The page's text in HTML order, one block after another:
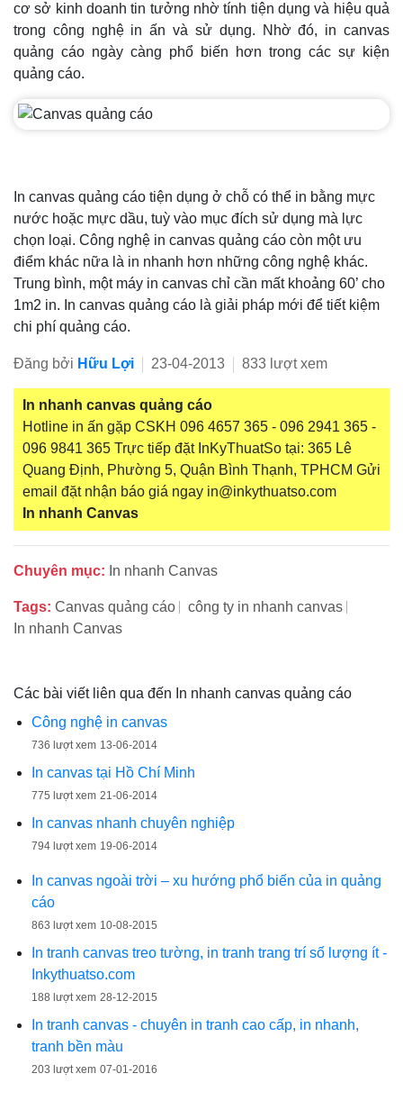
cơ sở kinh doanh tin tưởng nhờ tính tiện dụng và hiệu quả
trong công nghệ in ấn và sử dụng. Nhờ đó, in canvas
quảng cáo ngày càng phổ biến hơn trong các sự kiện
quảng cáo.
In canvas quảng cáo tiện dụng ở chỗ có thể in bằng mực
nước hoặc mực dầu, tuỳ vào mục đích sử dụng mà lực
chọn loại. Công nghệ in canvas quảng cáo còn một ưu
điểm khác nữa là in nhanh hơn những công nghệ khác.
Trung bình, một máy in canvas chỉ cần mất khoảng 60’ cho
1m2 in. In canvas quảng cáo là giải pháp mới để tiết kiệm
chi phí quảng cáo.
Đăng bởi Hữu Lợi 23-04-2013 833 lượt xem
In nhanh canvas quảng cáo
Hotline in ấn gặp CSKH 096 4657 365 - 096 2941 365 -
096 9841 365 Trực tiếp đặt InKyThuatSo tại: 365 Lê
Quang Định, Phường 5, Quận Bình Thạnh, TPHCM Gửi
email đặt nhận báo giá ngay in@inkythuatso.com
In nhanh Canvas
Chuyên mục: In nhanh Canvas
Tags: Canvas quảng cáo
công ty in nhanh canvas
In nhanh Canvas
Các bài viết liên qua đến In nhanh canvas quảng cáo
Công nghệ in canvas
736 lượt xem 13-06-2014
In canvas tại Hồ Chí Minh
775 lượt xem 21-06-2014
In canvas nhanh chuyên nghiệp
794 lượt xem 19-06-2014
In canvas ngoài trời – xu hướng phổ biến của in quảng
cáo
863 lượt xem 10-08-2015
In tranh canvas treo tường, in tranh trang trí số lượng ít -
Inkythuatso.com
188 lượt xem 28-12-2015
In tranh canvas - chuyên in tranh cao cấp, in nhanh,
tranh bền màu
203 lượt xem 07-01-2016